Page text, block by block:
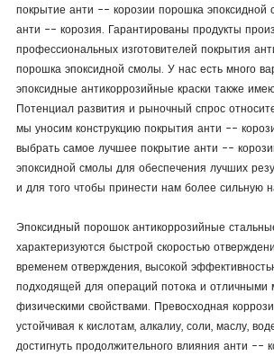
покрытие анти -- корозии порошка
анти -- корозия. Гарантированы продукты
профессиональных изготовителей покрытия
порошка эпоксидной смолы. У нас есть много
эпоксидные антикоррозийные краски также
Потенциал развития и рыночный спрос
мы уносим конструкцию покрытия анти --
выбрать самое лучшее покрытие анти --
эпоксидной смолы для обеспечения лучших
и для того чтобы принести нам более сильную
Эпоксидный порошок антикоррозийные
характеризуются быстрой скоростью
временем отверждения, высокой
подходящей для операций потока и отличными
физическими свойствами. Превосходная
устойчивая к кислотам, алкалиу, соли, маслу,
достигнуть продолжительного влияния анти --